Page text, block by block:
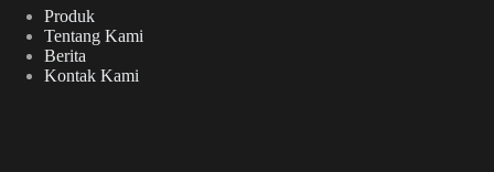
Produk
Tentang Kami
Berita
Kontak Kami